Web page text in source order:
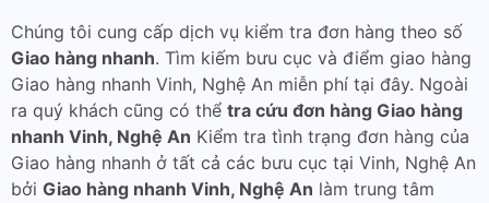
Chúng tôi cung cấp dịch vụ kiểm tra đơn hàng theo số
Giao hàng nhanh. Tìm kiếm bưu cục và điểm giao hàng
Giao hàng nhanh Vinh, Nghệ An miễn phí tại đây. Ngoài
ra quý khách cũng có thể tra cứu đơn hàng Giao hàng
nhanh Vinh, Nghệ An Kiểm tra tình trạng đơn hàng của
Giao hàng nhanh ở tất cả các bưu cục tại Vinh, Nghệ An
bởi Giao hàng nhanh Vinh, Nghệ An làm trung tâm